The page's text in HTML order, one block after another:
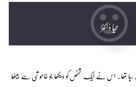
نیا ڈاکٹر
کر رہا تھا۔ اس نے ایک شخص کو دیکھا جو خاموشی سے بیٹھا